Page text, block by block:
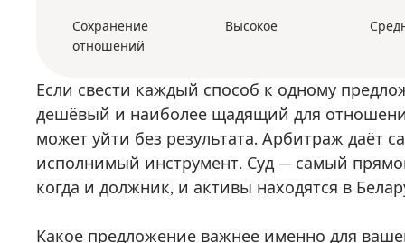
Сохранение
отношений
Высокое
Если свести каждый способ к одному
дешёвый и наиболее щадящий для
может уйти без результата. Арбитраж даёт
исполнимый инструмент. Суд — самый
когда и должник, и активы находятся в
Какое предложение важнее именно для